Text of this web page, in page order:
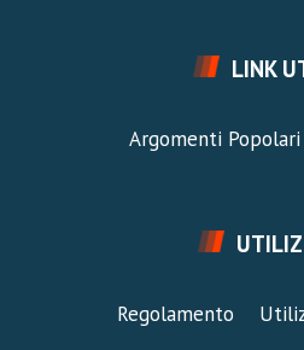
LINK
Argomenti Popolari
Regolamento